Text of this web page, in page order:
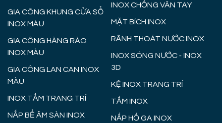
GIA CÔNG KHUNG CỬA SỔ
INOX MÀU
GIA CÔNG HÀNG RÀO
INOX MÀU
GIA CÔNG LAN CAN INOX
MÀU
INOX TẤM TRANG TRÍ
NẮP BỂ ÂM SÀN INOX
INOX CHỐNG VÂN TAY
MẶT BÍCH INOX
RÃNH THOÁT NƯỚC INOX
INOX SÓNG NƯỚC - INOX
3D
KỆ INOX TRANG TRÍ
TẤM INOX
NẮP HỐ GA INOX